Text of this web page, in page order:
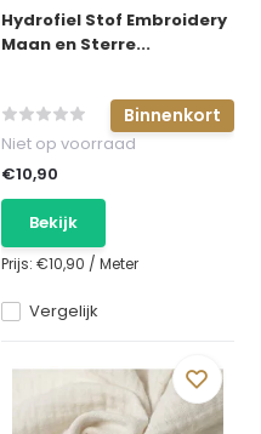
Hydrofiel Stof Embroidery
Maan en Sterre...
Binnenkort
Vergelijk
Niet op voorraad
€10,90
Bekijk
Prijs: €10,90 / Meter